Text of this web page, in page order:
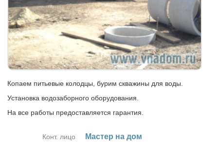
Копаем питьевые колодцы, бурим скважины для воды.
Установка водозаборного оборудования.
На все работы предоставляется гарантия.
Конт. лицо Ма­стер на дом